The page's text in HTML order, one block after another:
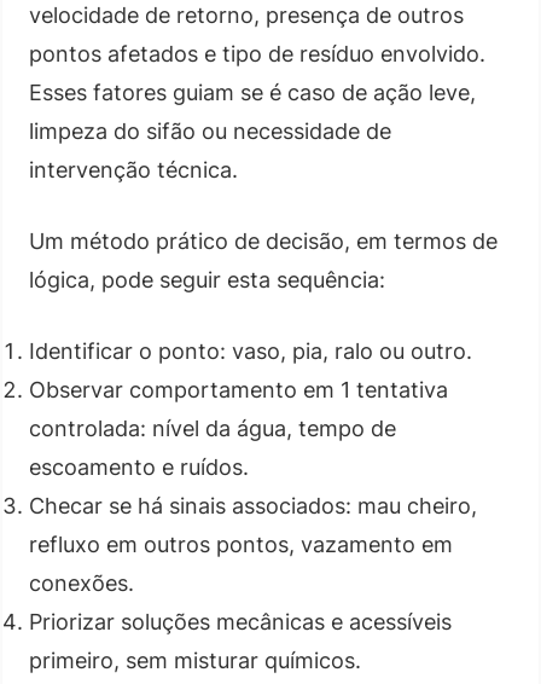
velocidade de retorno, presença de outros
pontos afetados e tipo de resíduo envolvido.
Esses fatores guiam se é caso de ação leve,
limpeza do sifão ou necessidade de
intervenção técnica.
Um método prático de decisão, em termos de
lógica, pode seguir esta sequência:
Identificar o ponto: vaso, pia, ralo ou outro.
Observar comportamento em 1 tentativa
controlada: nível da água, tempo de
escoamento e ruídos.
Checar se há sinais associados: mau cheiro,
refluxo em outros pontos, vazamento em
conexões.
Priorizar soluções mecânicas e acessíveis
primeiro, sem misturar químicos.